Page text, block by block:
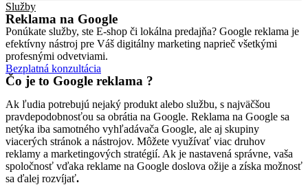
Služby
Reklama na Google
Ponúkate služby, ste E-shop či lokálna predajňa? Google reklama je
efektívny nástroj pre Váš digitálny marketing naprieč všetkými
profesnými odvetviami.
Bezplatná konzultácia
Čo je to Google reklama ?
Ak ľudia potrebujú nejaký produkt alebo službu, s najväčšou
pravdepodobnosťou sa obrátia na Google. Reklama na Google sa
netýka iba samotného vyhľadávača Google, ale aj skupiny
viacerých stránok a nástrojov. Môžete využívať viac druhov
reklamy a marketingových stratégií. Ak je nastavená správne, vaša
spoločnosť vďaka reklame na Google doslova ožije a získa možnosť
sa ďalej rozvíjať.